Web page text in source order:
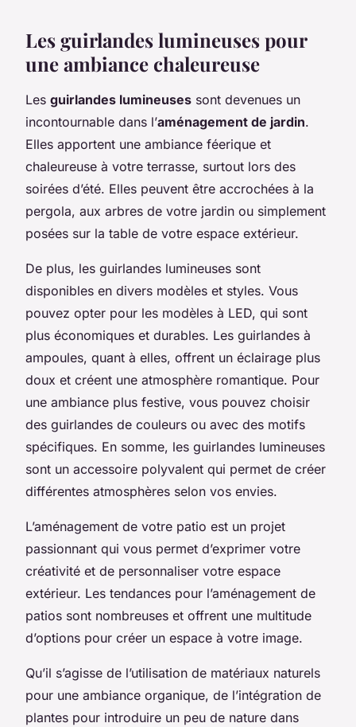
Les guirlandes lumineuses pour
une ambiance chaleureuse
Les guirlandes lumineuses sont devenues un
incontournable dans l’aménagement de jardin.
Elles apportent une ambiance féerique et
chaleureuse à votre terrasse, surtout lors des
soirées d’été. Elles peuvent être accrochées à la
pergola, aux arbres de votre jardin ou simplement
posées sur la table de votre espace extérieur.
De plus, les guirlandes lumineuses sont
disponibles en divers modèles et styles. Vous
pouvez opter pour les modèles à LED, qui sont
plus économiques et durables. Les guirlandes à
ampoules, quant à elles, offrent un éclairage plus
doux et créent une atmosphère romantique. Pour
une ambiance plus festive, vous pouvez choisir
des guirlandes de couleurs ou avec des motifs
spécifiques. En somme, les guirlandes lumineuses
sont un accessoire polyvalent qui permet de créer
différentes atmosphères selon vos envies.
L’aménagement de votre patio est un projet
passionnant qui vous permet d’exprimer votre
créativité et de personnaliser votre espace
extérieur. Les tendances pour l’aménagement de
patios sont nombreuses et offrent une multitude
d’options pour créer un espace à votre image.
Qu’il s’agisse de l’utilisation de matériaux naturels
pour une ambiance organique, de l’intégration de
plantes pour introduire un peu de nature dans